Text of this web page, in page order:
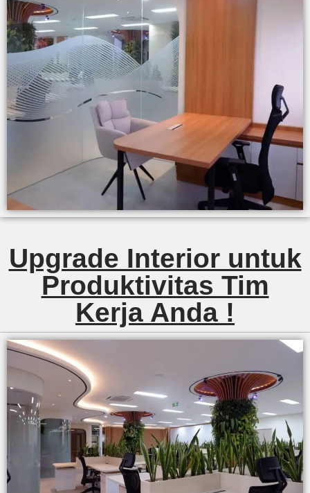
Upgrade Interior untuk
Produktivitas Tim
Kerja Anda !